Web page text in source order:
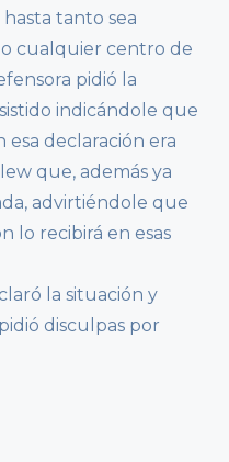
tanto sea
cualquier centro de
pidió la
indicándole que
esa declaración era
que, además ya
advirtiéndole que
lo recibirá en esas
la situación y
disculpas por